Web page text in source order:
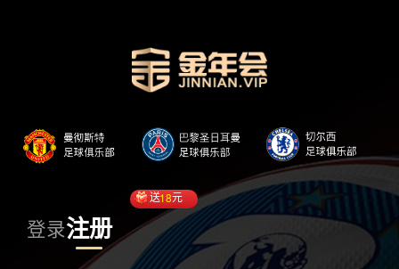
登录注册
送18元